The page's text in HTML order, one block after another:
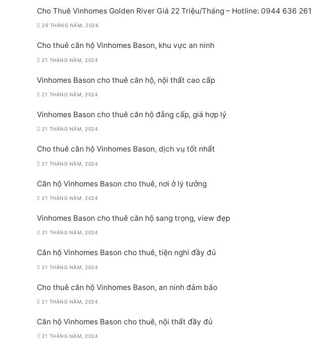
Cho Thuê Vinhomes Golden River Giá 22 Triệu/Tháng – Hotline: 0944 636 261
29 THÁNG NĂM, 2024
Cho thuê căn hộ Vinhomes Bason, khu vực an ninh
21 THÁNG NĂM, 2024
Vinhomes Bason cho thuê căn hộ, nội thất cao cấp
21 THÁNG NĂM, 2024
Vinhomes Bason cho thuê căn hộ đẳng cấp, giá hợp lý
21 THÁNG NĂM, 2024
Cho thuê căn hộ Vinhomes Bason, dịch vụ tốt nhất
21 THÁNG NĂM, 2024
Căn hộ Vinhomes Bason cho thuê, nơi ở lý tưởng
21 THÁNG NĂM, 2024
Vinhomes Bason cho thuê căn hộ sang trọng, view đẹp
21 THÁNG NĂM, 2024
Căn hộ Vinhomes Bason cho thuê, tiện nghi đầy đủ
21 THÁNG NĂM, 2024
Cho thuê căn hộ Vinhomes Bason, an ninh đảm bảo
21 THÁNG NĂM, 2024
Căn hộ Vinhomes Bason cho thuê, nội thất đầy đủ
21 THÁNG NĂM, 2024